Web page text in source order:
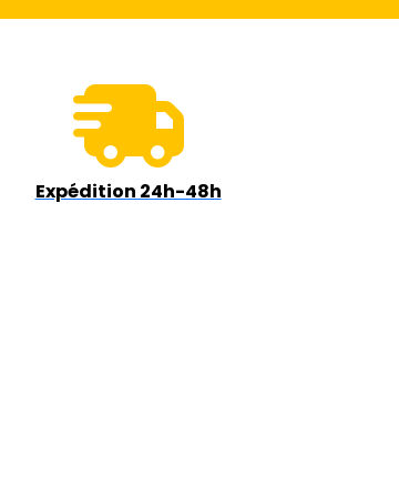
Expédition 24h-48h